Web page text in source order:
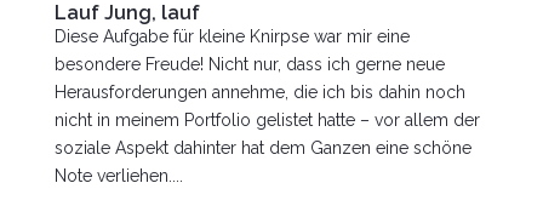
Lauf Jung, lauf
Diese Aufgabe für kleine Knirpse war mir eine
besondere Freude! Nicht nur, dass ich gerne neue
Herausforderungen annehme, die ich bis dahin noch
nicht in meinem Portfolio gelistet hatte – vor allem der
soziale Aspekt dahinter hat dem Ganzen eine schöne
Note verliehen....